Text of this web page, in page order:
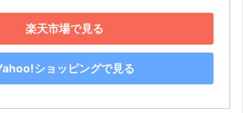
楽天市場で見る
ショッピングで見る